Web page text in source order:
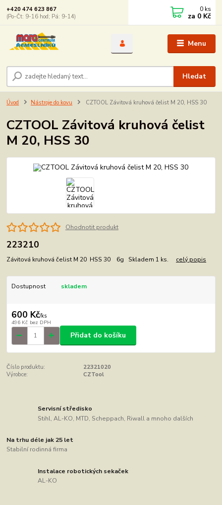
Menu
Hledat
+420 474 623 867
(Po-Čt: 9-16 hod; Pá: 9-14)
0 ks
za 0 Kč
Úvod Nástroje do kovu CZTOOL Závitová kruhová čelist M 20, HSS 30
CZTOOL Závitová kruhová čelist
M 20, HSS 30
Ohodnotit produkt
223210
Závitová kruhová čelist M 20 HSS 30 6g Skladem 1 ks. celý popis
Dostupnost skladem
600 Kč/ks
496 Kč bez DPH
Přidat do košíku
Číslo produktu:
22321020
Výrobce:
CZTool
Servisní středisko
Stihl, AL-KO, MTD, Scheppach, Riwall a mnoho dalších
Na trhu déle jak 25 let
Stabilní rodinná firma
Instalace robotických sekaček
AL-KO